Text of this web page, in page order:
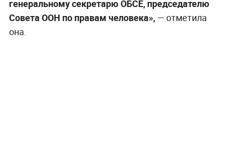
генеральному секретарю ОБСЕ, председателю
Совета ООН по правам человека»,— отметила
она.